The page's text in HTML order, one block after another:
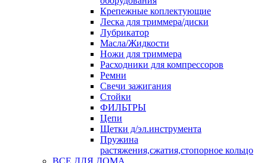
Крепежные коплектующие
Леска для триммера/диски
Лубрикатор
Масла/Жидкости
Ножи для триммера
Расходники для компрессоров
Ремни
Свечи зажигания
Стойки
ФИЛЬТРЫ
Цепи
Щетки д/эл.инструмента
Пружина
растяжения,сжатия,стопорное кольцо
ВСЕ ДЛЯ ДОМА